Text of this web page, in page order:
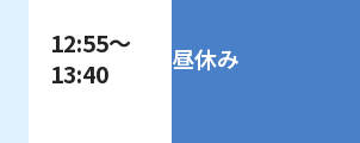
12:55～
13:40
昼休み